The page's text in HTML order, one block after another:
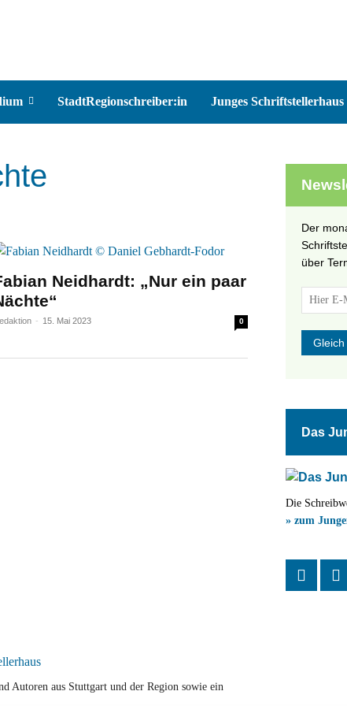
StadtRegionschreiber:in Junges Schriftstellerhaus
Neidhardt: „Nur ein paar
- 15. Mai 2023 0
Der
über
Das
Die
» zum
Autoren aus Stuttgart und der Region sowie ein